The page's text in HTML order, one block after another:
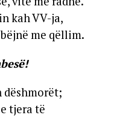
kah VV-ja,
me qëllim.
dëshmorët;
tjera të